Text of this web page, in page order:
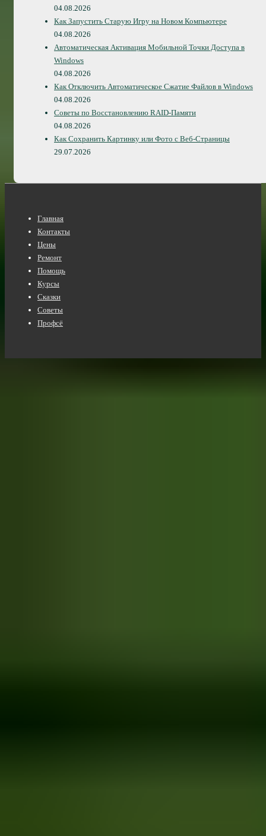
04.08.2026
Как Запустить Старую Игру на Новом Компьютере
04.08.2026
Автоматическая Активация Мобильной Точки Доступа в
Windows
04.08.2026
Как Отключить Автоматическое Сжатие Файлов в Windows
04.08.2026
Советы по Восстановлению RAID-Памяти
04.08.2026
Как Сохранить Картинку или Фото с Веб-Страницы
29.07.2026
Нижнее
меню
Главная
Контакты
Цены
Ремонт
Помощь
Курсы
Сказки
Советы
Профсё